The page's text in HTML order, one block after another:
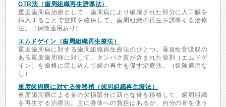
GTR法（歯周組織再生誘導法）
重度歯周病治療として、歯周病により破壊された部分に人工膜を
挿入することで空間を確保して、歯周組織の再生を誘導する治療
法。（保険適用あり）
エムドゲイン（歯周組織再生療法）
重度歯周病に対する歯周組織再生療法のひとつ。垂直性骨吸収の
ある重度歯周病に対して、タンパク質が含まれた薬剤（エムドゲ
イン）を歯根に流し込んで歯の再生を促す治療法。（保険適用な
し）
重度歯周病に対する骨移植（歯周組織再生療法）
重度歯周病による骨の欠損部分に新たな骨を移植して、歯周組織
を再生する治療法。主に身体への負担はあるが、自分の骨を使う